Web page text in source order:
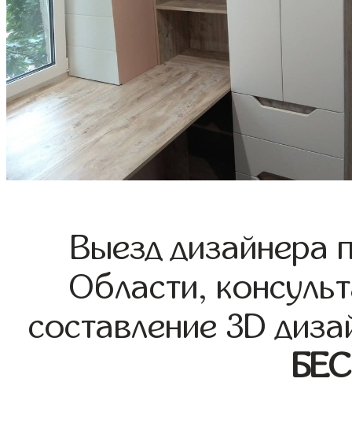
Выезд дизайнера
Области,
составление 3D